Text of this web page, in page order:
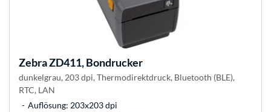
ZebraZD411, Bondrucker
dunkelgrau, 203 dpi, Thermodirektdruck, Bluetooth (BLE),
RTC, LAN
Auflösung: 203x203 dpi